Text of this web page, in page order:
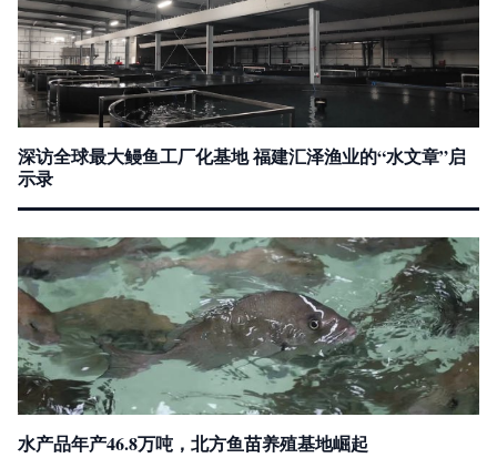
深访全球最大鳗鱼工厂化基地 福建汇泽渔业的“水文章”启
示录
水产品年产46.8万吨，北方鱼苗养殖基地崛起